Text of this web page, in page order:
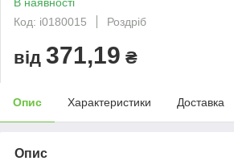
Код: i0180015
Роздріб
від 371,19 ₴
Опис Характеристики Доставка
Опис